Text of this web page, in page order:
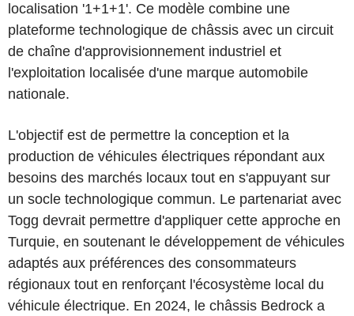
localisation '1+1+1'. Ce modèle combine une
plateforme technologique de châssis avec un circuit
de chaîne d'approvisionnement industriel et
l'exploitation localisée d'une marque automobile
nationale.
L'objectif est de permettre la conception et la
production de véhicules électriques répondant aux
besoins des marchés locaux tout en s'appuyant sur
un socle technologique commun. Le partenariat avec
Togg devrait permettre d'appliquer cette approche en
Turquie, en soutenant le développement de véhicules
adaptés aux préférences des consommateurs
régionaux tout en renforçant l'écosystème local du
véhicule électrique. En 2024, le châssis Bedrock a